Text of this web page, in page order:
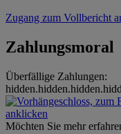
Zugang zum Vollbericht
Zahlungsmoral
Überfällige Zahlungen:
Möchten Sie mehr